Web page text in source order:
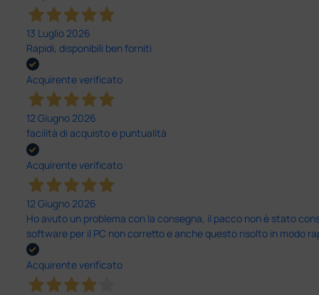
13 Luglio 2026
Rapidi, disponibili ben forniti
Acquirente verificato
12 Giugno 2026
facilità di acquisto e puntualità
Acquirente verificato
12 Giugno 2026
Ho avuto un problema con la consegna, il pacco non è stato
software per il PC non corretto e anche questo risolto in modo
Acquirente verificato